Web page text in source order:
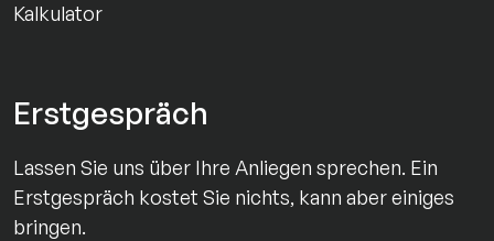
Kalkulator
Erstgespräch
Lassen Sie uns über Ihre Anliegen sprechen. Ein
Erstgespräch kostet Sie nichts, kann aber einiges
bringen.